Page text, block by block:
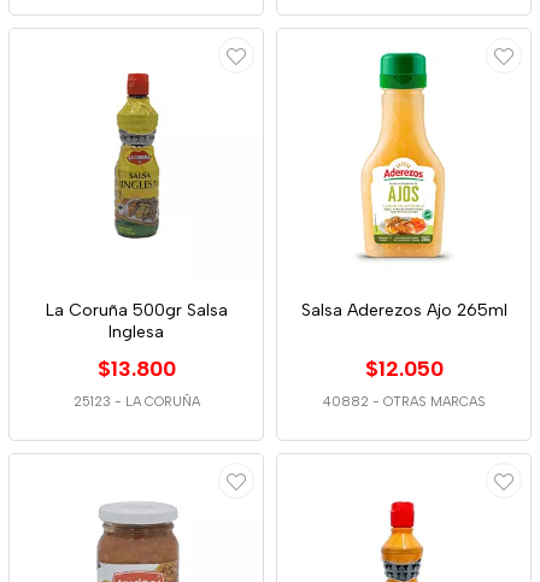
La Coruña 500gr Salsa
Inglesa
$13.800
25123 - LA CORUÑA
Salsa Aderezos Ajo 265ml
$12.050
40882 - OTRAS MARCAS